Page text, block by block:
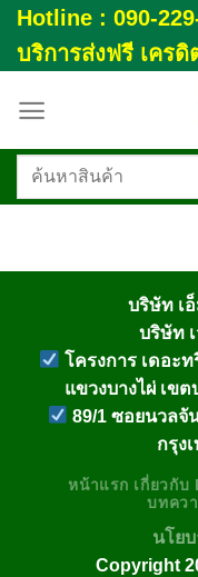
Skip
to
content
Hotline : 090-
บริการส่งฟรี เครดิ
ค้นหา:
บริษัท เ
บริษัท
โครงการ เดอะ
แขวงบางไผ่ เข
89/1 ซอยนวลจั
กรุง
หน้าแรก เกี่ยวกับ
บทคว
นโย
Copyright